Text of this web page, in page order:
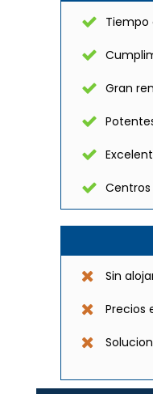
Tiempo
Gran
Sin
Precios